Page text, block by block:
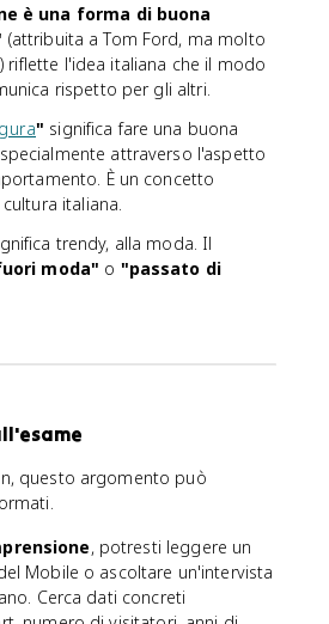
è una forma di buona
(attribuita a Tom Ford, ma molto
riflette l'idea italiana che il modo
rispetto per gli altri.
" significa fare una buona
attraverso l'aspetto
È un concetto
italiana.
trendy, alla moda. Il
moda" o "passato di
questo argomento può
, potresti leggere un
Mobile o ascoltare un'intervista
Cerca dati concreti